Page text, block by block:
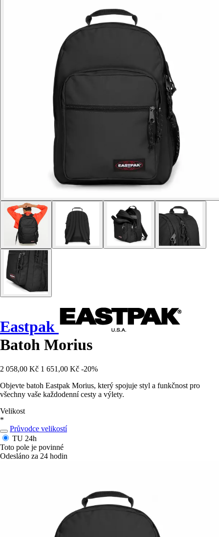
Eastpak
Batoh Morius
2 058,00 Kč 1 651,00 Kč -20%
Objevte batoh Eastpak Morius, který spojuje styl a funkčnost pro
všechny vaše každodenní cesty a výlety.
Velikost
*
Průvodce velikostí
TU 24h
Toto pole je povinné
Odesláno za 24 hodin